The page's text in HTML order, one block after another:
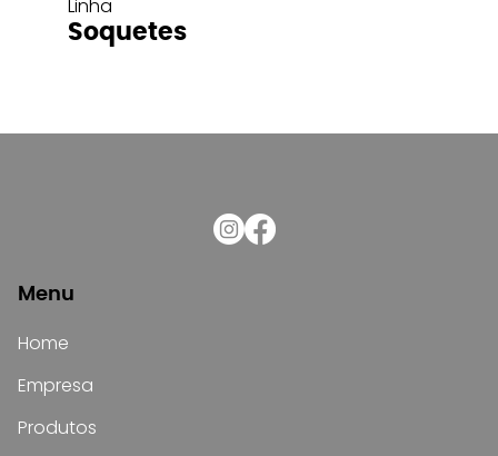
Linha
Soquetes
Menu
Home
Empresa
Produtos